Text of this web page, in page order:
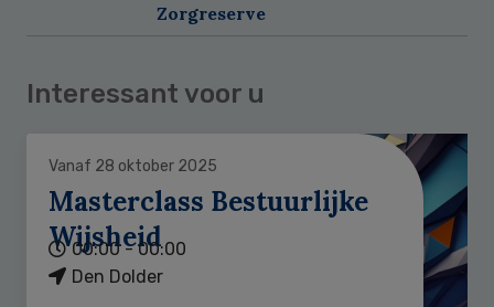
Zorgreserve
Interessant voor u
Vanaf 28 oktober 2025
Masterclass Bestuurlijke
Wijsheid
00:00 - 00:00
Den Dolder